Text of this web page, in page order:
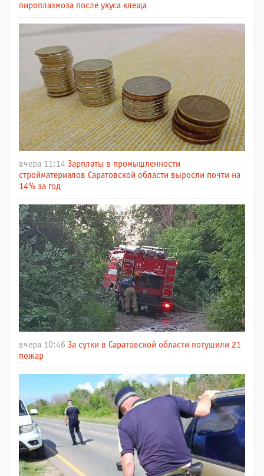
пироплазмоза после укуса клеща
вчера 11:14 Зарплаты в промышленности
стройматериалов Саратовской области выросли почти на
14% за год
вчера 10:46 За сутки в Саратовской области потушили 21
пожар